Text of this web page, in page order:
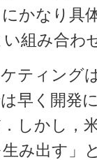
かなり具
組み合わ
ティング
早く開発
しかし，
み出す」